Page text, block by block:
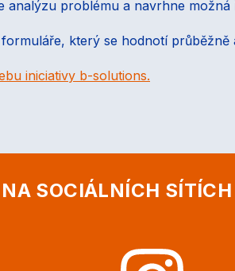
problému a navrhne možná
který se hodnotí průběžně
iniciativy b-solutions.
SOCIÁLNÍCH SÍTÍCH